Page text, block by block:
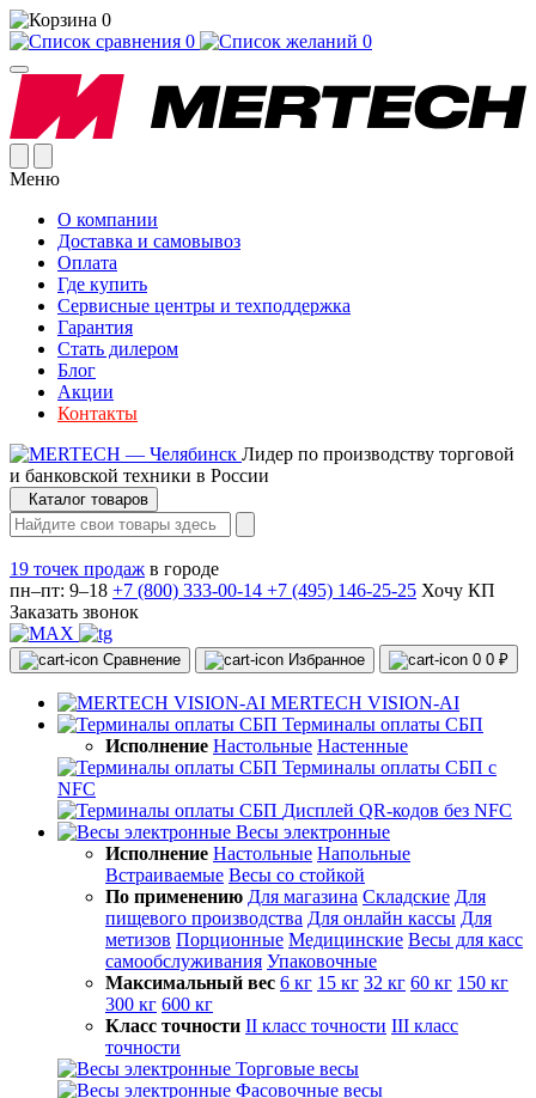
0
0
0
Меню
О компании
Доставка и самовывоз
Оплата
Где купить
Сервисные центры и техподдержка
Гарантия
Стать дилером
Блог
Акции
Контакты
Лидер по производству торговой
и банковской техники в России
Каталог товаров
19 точек продаж в городе
пн–пт: 9–18 +7 (800) 333-00-14 +7 (495) 146-25-25 Хочу КП
Заказать звонок
Сравнение Избранное 0 0 ₽
MERTECH VISION-AI
Терминалы оплаты СБП
Исполнение Настольные Настенные
Терминалы оплаты СБП с
NFC
Дисплей QR-кодов без NFC
Весы электронные
Исполнение Настольные Напольные
Встраиваемые Весы со стойкой
По применению Для магазина Складские Для
пищевого производства Для онлайн кассы Для
метизов Порционные Медицинские Весы для касс
самообслуживания Упаковочные
Максимальный вес 6 кг 15 кг 32 кг 60 кг 150 кг
300 кг 600 кг
Класс точности II класс точности III класс
точности
Торговые весы
Фасовочные весы